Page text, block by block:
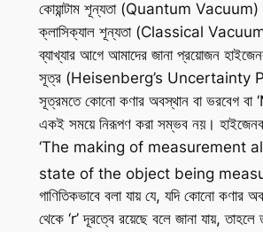
কোয়ান্টাম শূন্যতা (Quantum Vacuum)
ক্লাসিক্যাল শূন্যতা (Classical
ব্যাখ্যার আগে আমাদের জানা প্রয়োজন
সূত্র (Heisenberg’s Uncertainty
সূত্রমতে কোনো কণার অবস্থান বা ভরবেগ
একই সময়ে নিরূপণ করা সম্ভব নয়।
‘The making of measurement
state of the object being
গাণিতিকভাবে বলা যায় যে, যদি কোনো কণার
থেকে ‘r’ দূরত্বে রয়েছে বলে জানা যায়, তাহলে